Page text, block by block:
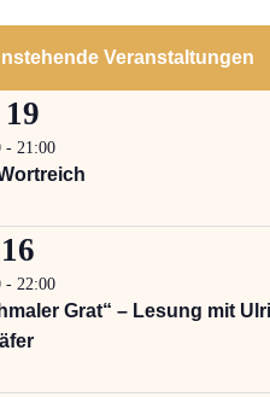
Veranstaltungen
19
- 21:00
16
- 22:00
Grat“ – Lesung mit